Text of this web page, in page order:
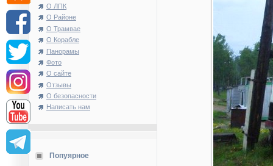
О ЛПК
О Районе
О Трамвае
О Корабле
Панорамы
Фото
О сайте
Отзывы
О безопасности
Написать нам
Попуярное